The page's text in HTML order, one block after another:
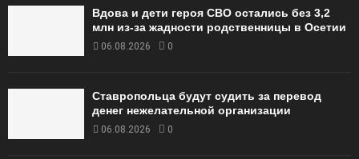
Вдова и дети героя СВО остались без 3,2
млн из-за жадности родственницы в Осетии
06.08.2026 0
Ставропольца будут судить за перевод
денег нежелательной организации
06.08.2026 0